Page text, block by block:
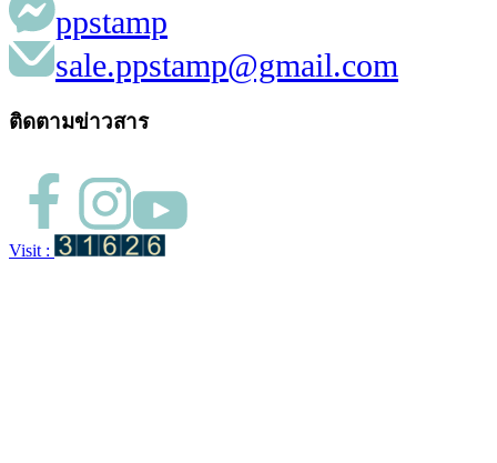
ppstamp
sale.ppstamp@gmail.com
ติดตามข่าวสาร
Visit :